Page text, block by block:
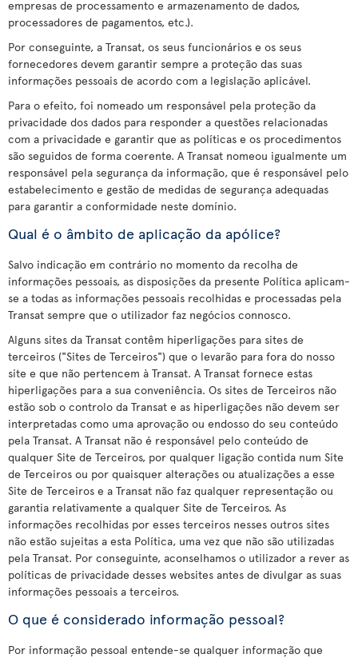
empresas de processamento e armazenamento de dados,
processadores de pagamentos, etc.).
Por conseguinte, a Transat, os seus funcionários e os seus
fornecedores devem garantir sempre a proteção das suas
informações pessoais de acordo com a legislação aplicável.
Para o efeito, foi nomeado um responsável pela proteção da
privacidade dos dados para responder a questões relacionadas
com a privacidade e garantir que as políticas e os procedimentos
são seguidos de forma coerente. A Transat nomeou igualmente um
responsável pela segurança da informação, que é responsável pelo
estabelecimento e gestão de medidas de segurança adequadas
para garantir a conformidade neste domínio.
Qual é o âmbito de aplicação da apólice?
Salvo indicação em contrário no momento da recolha de
informações pessoais, as disposições da presente Política aplicam-
se a todas as informações pessoais recolhidas e processadas pela
Transat sempre que o utilizador faz negócios connosco.
Alguns sites da Transat contêm hiperligações para sites de
terceiros ("Sites de Terceiros") que o levarão para fora do nosso
site e que não pertencem à Transat. A Transat fornece estas
hiperligações para a sua conveniência. Os sites de Terceiros não
estão sob o controlo da Transat e as hiperligações não devem ser
interpretadas como uma aprovação ou endosso do seu conteúdo
pela Transat. A Transat não é responsável pelo conteúdo de
qualquer Site de Terceiros, por qualquer ligação contida num Site
de Terceiros ou por quaisquer alterações ou atualizações a esse
Site de Terceiros e a Transat não faz qualquer representação ou
garantia relativamente a qualquer Site de Terceiros. As
informações recolhidas por esses terceiros nesses outros sites
não estão sujeitas a esta Política, uma vez que não são utilizadas
pela Transat. Por conseguinte, aconselhamos o utilizador a rever as
políticas de privacidade desses websites antes de divulgar as suas
informações pessoais a terceiros.
O que é considerado informação pessoal?
Por informação pessoal entende-se qualquer informação que